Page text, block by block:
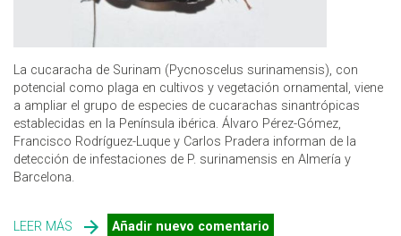
La cucaracha de Surinam (Pycnoscelus surinamensis), con
potencial como plaga en cultivos y vegetación ornamental, viene
a ampliar el grupo de especies de cucarachas sinantrópicas
establecidas en la Península ibérica. Álvaro Pérez-Gómez,
Francisco Rodríguez-Luque y Carlos Pradera informan de la
detección de infestaciones de P. surinamensis en Almería y
Barcelona.
LEER MÁS SOBRE NUEVOS DATOS SOBRE EL ESTABLECIMIENTO
Añadir nuevo comentario